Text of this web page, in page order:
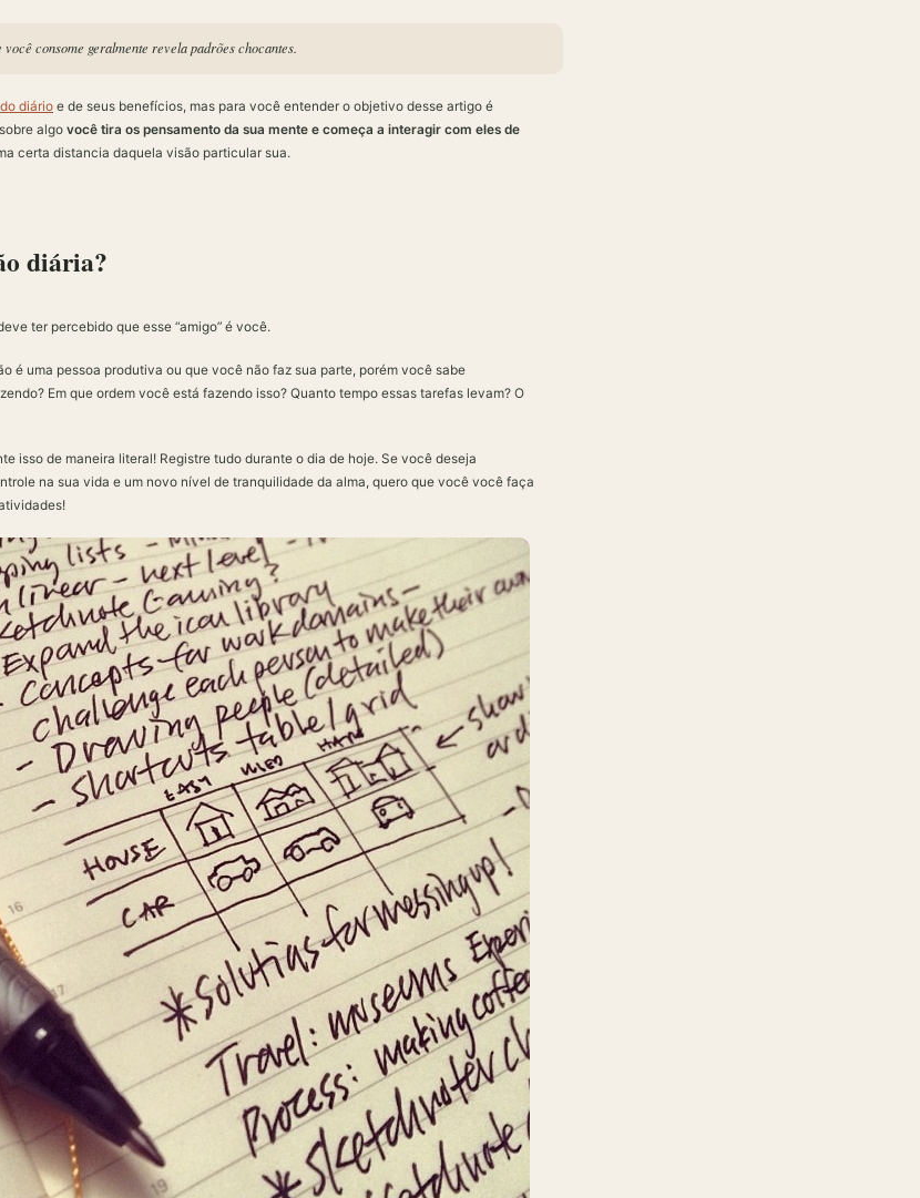
consome geralmente revela padrões chocantes.
diário e de seus benefícios, mas para você entender o objetivo desse artigo é
algo você tira os pensamento da sua mente e começa a interagir com eles de
certa distancia daquela visão particular sua.
diária?
ter percebido que esse “amigo” é você.
é uma pessoa produtiva ou que você não faz sua parte, porém você sabe
Em que ordem você está fazendo isso? Quanto tempo essas tarefas levam? O
isso de maneira literal! Registre tudo durante o dia de hoje. Se você deseja
na sua vida e um novo nível de tranquilidade da alma, quero que você você faça